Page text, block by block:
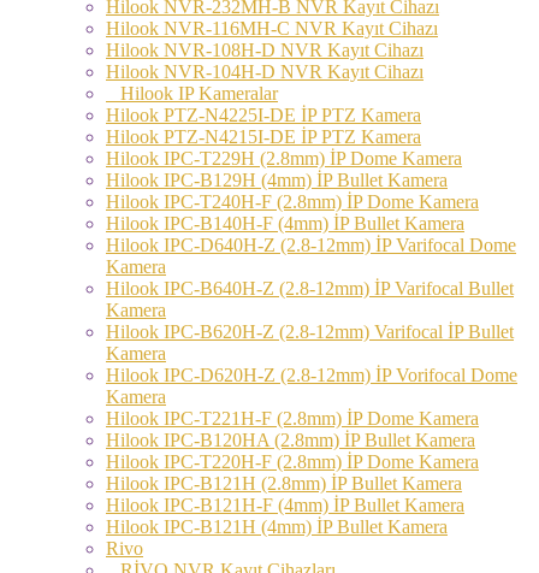
Hilook NVR-232MH-B NVR Kayıt Cihazı
Hilook NVR-116MH-C NVR Kayıt Cihazı
Hilook NVR-108H-D NVR Kayıt Cihazı
Hilook NVR-104H-D NVR Kayıt Cihazı
Hilook IP Kameralar
Hilook PTZ-N4225I-DE İP PTZ Kamera
Hilook PTZ-N4215I-DE İP PTZ Kamera
Hilook IPC-T229H (2.8mm) İP Dome Kamera
Hilook IPC-B129H (4mm) İP Bullet Kamera
Hilook IPC-T240H-F (2.8mm) İP Dome Kamera
Hilook IPC-B140H-F (4mm) İP Bullet Kamera
Hilook IPC-D640H-Z (2.8-12mm) İP Varifocal Dome
Kamera
Hilook IPC-B640H-Z (2.8-12mm) İP Varifocal Bullet
Kamera
Hilook IPC-B620H-Z (2.8-12mm) Varifocal İP Bullet
Kamera
Hilook IPC-D620H-Z (2.8-12mm) İP Vorifocal Dome
Kamera
Hilook IPC-T221H-F (2.8mm) İP Dome Kamera
Hilook IPC-B120HA (2.8mm) İP Bullet Kamera
Hilook IPC-T220H-F (2.8mm) İP Dome Kamera
Hilook IPC-B121H (2.8mm) İP Bullet Kamera
Hilook IPC-B121H-F (4mm) İP Bullet Kamera
Hilook IPC-B121H (4mm) İP Bullet Kamera
Rivo